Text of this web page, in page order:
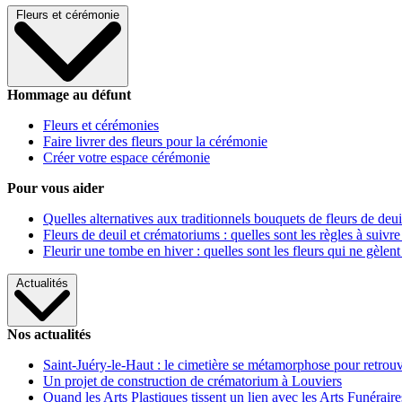
Fleurs et cérémonie
Hommage au défunt
Fleurs et cérémonies
Faire livrer des fleurs pour la cérémonie
Créer votre espace cérémonie
Pour vous aider
Quelles alternatives aux traditionnels bouquets de fleurs de
Fleurs de deuil et crématoriums : quelles sont les règles à
Fleurir une tombe en hiver : quelles sont les fleurs qui ne gèlent
Actualités
Nos actualités
Saint-Juéry-le-Haut : le cimetière se métamorphose pour
Un projet de construction de crématorium à Louviers
Quand les Arts Plastiques tissent un lien avec les Arts